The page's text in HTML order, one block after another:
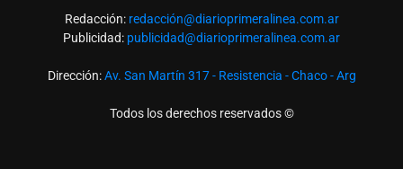
Redacción: redacción@diarioprimeralinea.com.ar
Publicidad: publicidad@diarioprimeralinea.com.ar
Dirección:Av. San Martín 317 - Resistencia - Chaco - Arg
Todos los derechos reservados ©